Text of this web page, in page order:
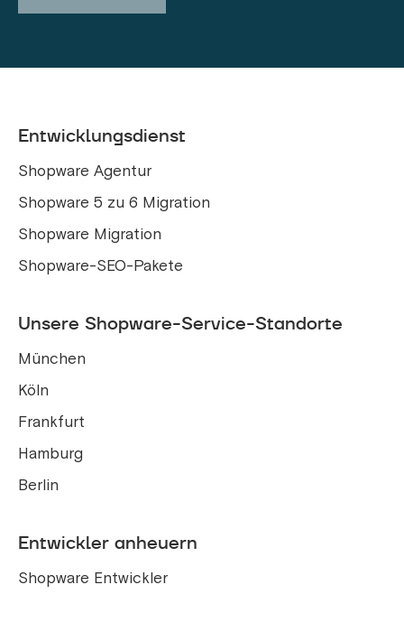
Entwicklungsdienst
Shopware Agentur
Shopware 5 zu 6 Migration
Shopware Migration
Shopware-SEO-Pakete
Unsere Shopware-Service-Standorte
München
Köln
Frankfurt
Hamburg
Berlin
Entwickler anheuern
Shopware Entwickler